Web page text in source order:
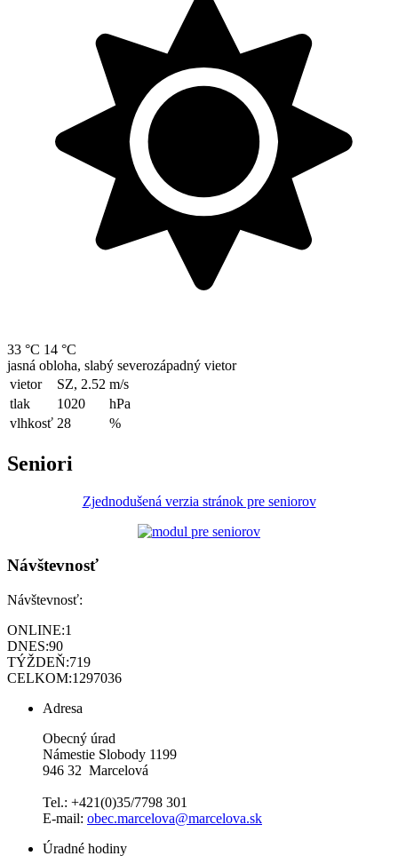
33 °C 14 °C
jasná obloha, slabý severozápadný vietor
vietor
SZ, 2.52 m/s
tlak
1020
hPa
vlhkosť 28 %
Seniori
Zjednodušená verzia stránok pre seniorov
Návštevnosť
Návštevnosť:
ONLINE:1
DNES:90
TÝŽDEŇ:719
CELKOM:1297036
Adresa
Obecný úrad
Námestie Slobody 1199
946 32 Marcelová
Tel.: +421(0)35/7798 301
E-mail: obec.marcelova@marcelova.sk
Úradné hodiny